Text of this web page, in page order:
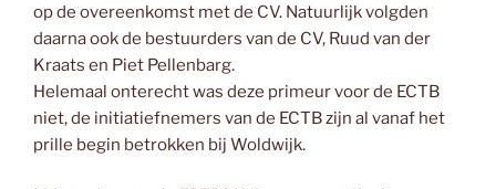
op de overeenkomst met de CV. Natuurlijk volgden
daarna ook de bestuurders van de CV, Ruud van der
Kraats en Piet Pellenbarg.
Helemaal onterecht was deze primeur voor de ECTB
niet, de initiatiefnemers van de ECTB zijn al vanaf het
prille begin betrokken bij Woldwijk.